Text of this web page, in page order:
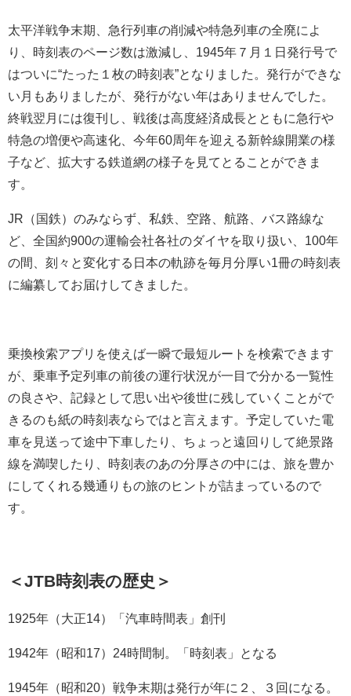
太平洋戦争末期、急行列車の削減や特急列車の全廃によ
り、時刻表のページ数は激減し、1945年７月１日発行号で
はついに“たった１枚の時刻表”となりました。発行ができな
い月もありましたが、発行がない年はありませんでした。
終戦翌月には復刊し、戦後は高度経済成長とともに急行や
特急の増便や高速化、今年60周年を迎える新幹線開業の様
子など、拡大する鉄道網の様子を見てとることができま
す。
JR（国鉄）のみならず、私鉄、空路、航路、バス路線な
ど、全国約900の運輸会社各社のダイヤを取り扱い、100年
の間、刻々と変化する日本の軌跡を毎月分厚い1冊の時刻表
に編纂してお届けしてきました。
乗換検索アプリを使えば一瞬で最短ルートを検索できます
が、乗車予定列車の前後の運行状況が一目で分かる一覧性
の良さや、記録として思い出や後世に残していくことがで
きるのも紙の時刻表ならではと言えます。予定していた電
車を見送って途中下車したり、ちょっと遠回りして絶景路
線を満喫したり、時刻表のあの分厚さの中には、旅を豊か
にしてくれる幾通りもの旅のヒントが詰まっているので
す。
＜JTB時刻表の歴史＞
1925年（大正14）「汽車時間表」創刊
1942年（昭和17）24時間制。「時刻表」となる
1945年（昭和20）戦争末期は発行が年に２、３回になる。